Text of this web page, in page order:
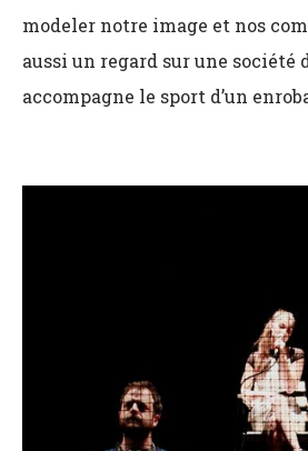
modeler notre image et nos
aussi un regard sur une société
accompagne le sport d’un